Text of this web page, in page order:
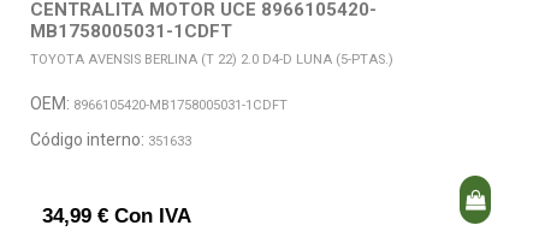
CENTRALITA MOTOR UCE 8966105420-
MB1758005031-1CDFT
TOYOTA AVENSIS BERLINA (T 22) 2.0 D4-D LUNA (5-PTAS.)
OEM: 8966105420-MB1758005031-1CDFT
Código interno: 351633
34,99 € Con IVA